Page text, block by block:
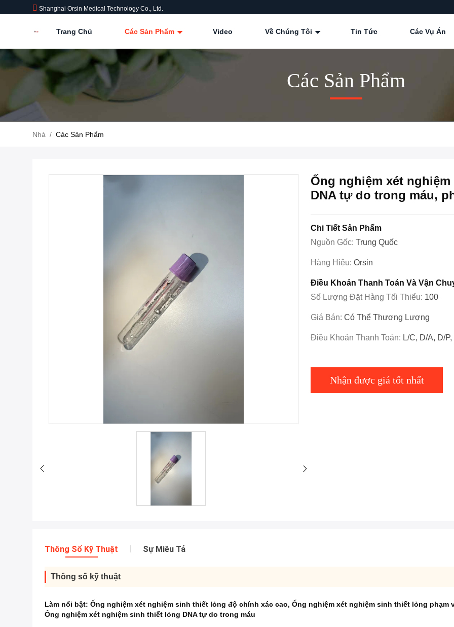
Shanghai Orsin Medical Technology Co., Ltd.
Trang Chủ Các Sản Phẩm Video Về Chúng Tôi Tin Tức Các Vụ Án
Các Sản Phẩm
Nhà / Các Sản Phẩm
Ống nghiệm xét
DNA tự do trong máu,
Chi Tiết Sản Phẩm
Nguồn Gốc: Trung Quốc
Hàng Hiệu: Orsin
Điều Khoản Thanh Toán Và Vận
Số Lượng Đặt Hàng Tối Thiểu: 100
Giá Bán: Có Thể Thương Lượng
Điều Khoản Thanh Toán: L/C, D/A, D/
Nhận được giá tốt nhất
Thông Số Kỹ Thuật Sự Miêu Tả
Thông số kỹ thuật
Làm nổi bật: Ống nghiệm xét nghiệm sinh thiết lỏng độ chính xác cao, Ống nghiệm xét nghiệm sinh thiết lỏng phạm
Ống nghiệm xét nghiệm sinh thiết lỏng DNA tự do trong máu